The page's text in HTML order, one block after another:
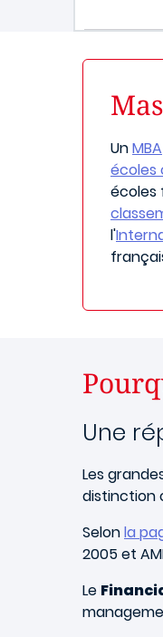
UnMBA
écoles
écoles
l'
Une
Les
distinction
Selonla
2005 et
Le